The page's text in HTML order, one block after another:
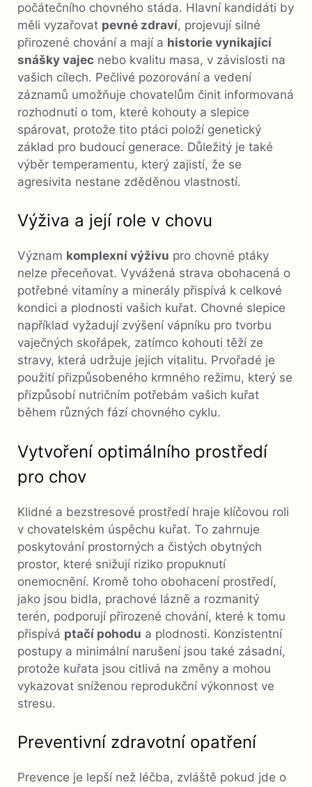
počátečního chovného stáda. Hlavní kandidáti by
měli vyzařovat pevné zdraví, projevují silné
přirozené chování a mají a historie vynikající
snášky vajec nebo kvalitu masa, v závislosti na
vašich cílech. Pečlivé pozorování a vedení
záznamů umožňuje chovatelům činit informovaná
rozhodnutí o tom, které kohouty a slepice
spárovat, protože tito ptáci položí genetický
základ pro budoucí generace. Důležitý je také
výběr temperamentu, který zajistí, že se
agresivita nestane zděděnou vlastností.
Výživa a její role v chovu
Význam komplexní výživu pro chovné ptáky
nelze přeceňovat. Vyvážená strava obohacená o
potřebné vitamíny a minerály přispívá k celkové
kondici a plodnosti vašich kuřat. Chovné slepice
například vyžadují zvýšení vápníku pro tvorbu
vaječných skořápek, zatímco kohouti těží ze
stravy, která udržuje jejich vitalitu. Prvořadé je
použití přizpůsobeného krmného režimu, který se
přizpůsobí nutričním potřebám vašich kuřat
během různých fází chovného cyklu.
Vytvoření optimálního prostředí
pro chov
Klidné a bezstresové prostředí hraje klíčovou roli
v chovatelském úspěchu kuřat. To zahrnuje
poskytování prostorných a čistých obytných
prostor, které snižují riziko propuknutí
onemocnění. Kromě toho obohacení prostředí,
jako jsou bidla, prachové lázně a rozmanitý
terén, podporují přirozené chování, které k tomu
přispívá ptačí pohodu a plodnosti. Konzistentní
postupy a minimální narušení jsou také zásadní,
protože kuřata jsou citlivá na změny a mohou
vykazovat sníženou reprodukční výkonnost ve
stresu.
Preventivní zdravotní opatření
Prevence je lepší než léčba, zvláště pokud jde o